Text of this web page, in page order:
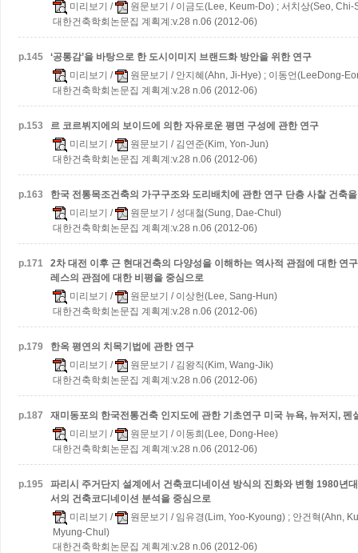
미리보기 / 원문보기 / 이금도(Lee, Keum-Do) ; 서치상(Seo,
대한건축학회논문집 계획계:v.28 n.06 (2012-06)
p.145
‘공통감’을 바탕으로 한 도시이미지 브랜드화 방안을 위한 연구
미리보기 / 원문보기 / 안지혜(Ahn, Ji-Hye) ; 이동언(LeeDong-
대한건축학회논문집 계획계:v.28 n.06 (2012-06)
p.153
르 코르뷔지에의 보이드에 의한 자유로운 평면 구성에 관한 연구
미리보기 / 원문보기 / 김연준(Kim, Yon-Jun)
대한건축학회논문집 계획계:v.28 n.06 (2012-06)
p.163 한국 전통목조건축의 가구구조와 도리배치에 관한 연구 단층 사찰 건축
미리보기 / 원문보기 / 성대철(Sung, Dae-Chul)
대한건축학회논문집 계획계:v.28 n.06 (2012-06)
p.171
2차 대전 이후 근 현대건축의 다양성을 이해하는 역사적 관점에 대한 연
레스의 관점에 대한 비평을 중심으로
미리보기 / 원문보기 / 이상헌(Lee, Sang-Hun)
대한건축학회논문집 계획계:v.28 n.06 (2012-06)
p.179
한옥 평연의 치목기법에 관한 연구
미리보기 / 원문보기 / 김왕직(Kim, Wang-Jik)
대한건축학회논문집 계획계:v.28 n.06 (2012-06)
p.187 재미동포의 한국전통건축 인지도에 관한 기초연구 미국 뉴욕, 뉴저지, 펜
미리보기 / 원문보기 / 이동희(Lee, Dong-Hee)
대한건축학회논문집 계획계:v.28 n.06 (2012-06)
p.195 파리시 주거단지 설계에서 건축코디네이션 방식의 진화와 변형 1980년
서의 건축코디네이션 분석을 중심으로
미리보기 / 원문보기 / 임유경(Lim, Yoo-Kyoung) ; 안건혁(Ahn,
Myung-Chul)
대한건축학회논문집 계획계:v.28 n.06 (2012-06)